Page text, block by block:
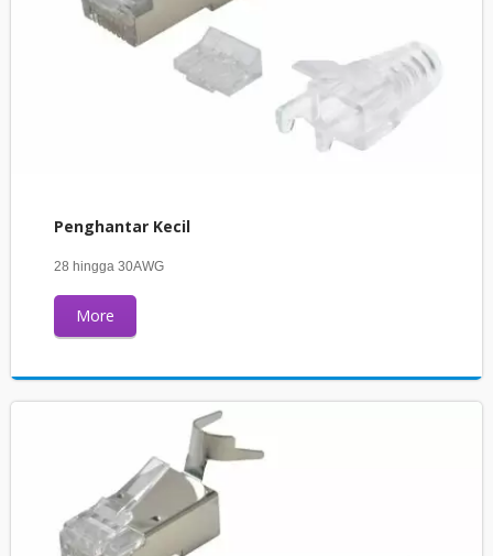
Penghantar Kecil
28 hingga 30AWG
More